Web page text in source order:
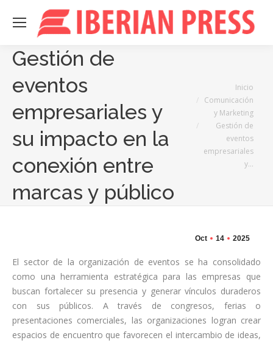
Gestión de
eventos
empresariales y
su impacto en la
conexión entre
marcas y público
Inicio
Comunicación
y Marketing
Gestión de
eventos
empresariales
y…
Oct 14 2025
El sector de la organización de eventos se ha consolidado
como una herramienta estratégica para las empresas que
buscan fortalecer su presencia y generar vínculos duraderos
con sus públicos. A través de congresos, ferias o
presentaciones comerciales, las organizaciones logran crear
espacios de encuentro que favorecen el intercambio de ideas,